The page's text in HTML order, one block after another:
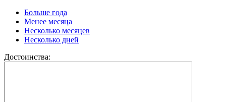
Больше года
Менее месяца
Несколько месяцев
Несколько дней
Достоинства: